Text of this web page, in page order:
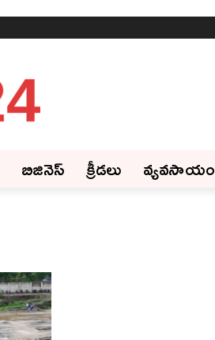
బిజినెస్‌ క్రీడలు వ్యవసాయం